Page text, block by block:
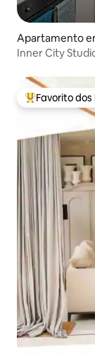
Apartamento
Inner City
Favoritos dos
Favorito